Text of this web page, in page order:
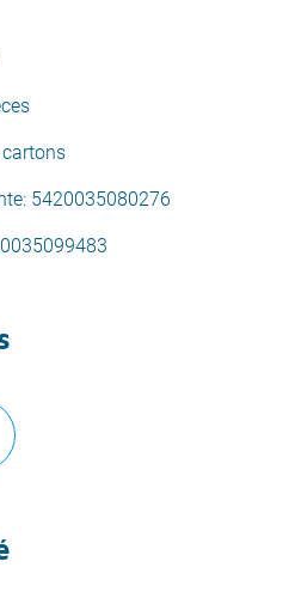
5420035080276